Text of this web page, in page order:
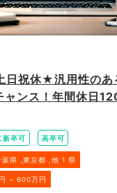
祝休★汎用性のあ
ャンス！年間休日
新卒可 高卒可
葉県 東京都 他 1 県
~ 600万円